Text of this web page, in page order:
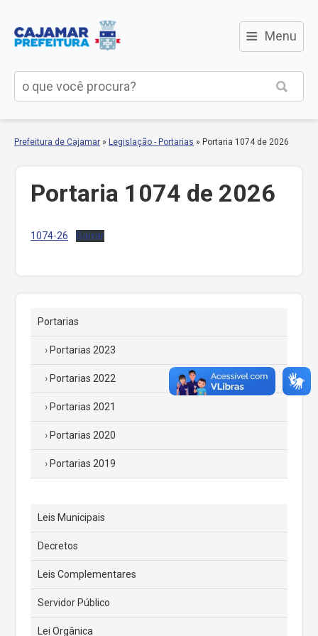
≡ Menu
Prefeitura de Cajamar » Legislação - Portarias » Portaria 1074 de 2026
Portaria 1074 de 2026
1074-26 Baixar
Portarias
Portarias 2023
Portarias 2022
Portarias 2021
Portarias 2020
Portarias 2019
Leis Municipais
Decretos
Leis Complementares
Servidor Público
Lei Orgânica